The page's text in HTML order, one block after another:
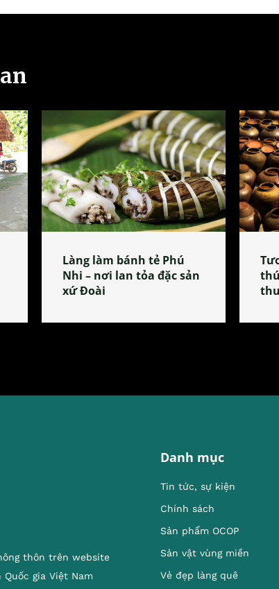
Làng làm bánh tẻ Phú
Nhi – nơi lan tỏa đặc sản
xứ Đoài
thôn trên website
gia Việt Nam
Danh mục
Tin tức, sự kiện
Chính sách
Sản phẩm OCOP
Sản vật vùng miền
Vẻ đẹp làng quê